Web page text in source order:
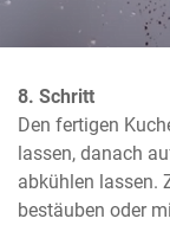
8. Schritt
Den fertigen
lassen, danach
abkühlen lassen.
bestäuben oder